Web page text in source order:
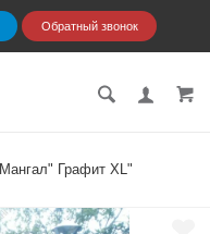
Обратный звонок
Мангал" Графит XL"